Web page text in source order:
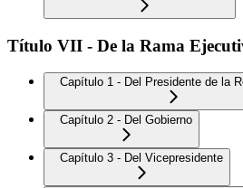
Título VII - De la Rama
Capítulo 1 - Del Presidente de la
Capítulo 2 - Del Gobierno
Capítulo 3 - Del Vicepresidente